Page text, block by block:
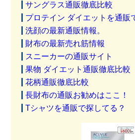
サングラス通販徹底比較
プロテイン ダイエットを通販
洗顔の最新通販情報。
財布の最新売れ筋情報
スニーカーの通販サイト
果物 ダイエット通販徹底比較
花柄通販徹底比較
長財布の通販お勧めはここ！
Tシャツを通販で探してる？